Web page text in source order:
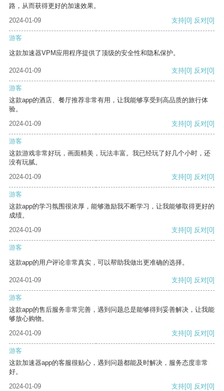
路，从而获得更好的加速效果。
2024-01-09
支持[0] 反对[0]
游客
这款加速器VPM应用程序提供了顶级的安全性和隐私保护。
2024-01-09 支持[0] 反对[0]
游客
这款app的酒店、餐厅推荐非常有用，让我能够享受到高品质的旅行体
验。
2024-01-09
支持[0] 反对[0]
游客
这款游戏非常好玩，画面精美，玩法丰富。我已经玩了好几个小时，还
没有玩腻。
2024-01-09
支持[0] 反对[0]
游客
这款app的学习氛围很浓厚，能够激励我不断学习，让我能够取得更好的
成绩。
2024-01-09
支持[0] 反对[0]
游客
这款app的用户评论非常真实，可以帮助我做出更准确的选择。
2024-01-09 支持[0] 反对[0]
游客
这款app的售后服务非常完善，遇到问题总是能够得到妥善解决，让我能
够放心购物。
2024-01-09
支持[0] 反对[0]
游客
这款加速器app的客服很贴心，遇到问题都能及时解决，服务态度非常
好。
2024-01-09
支持[0] 反对[0]